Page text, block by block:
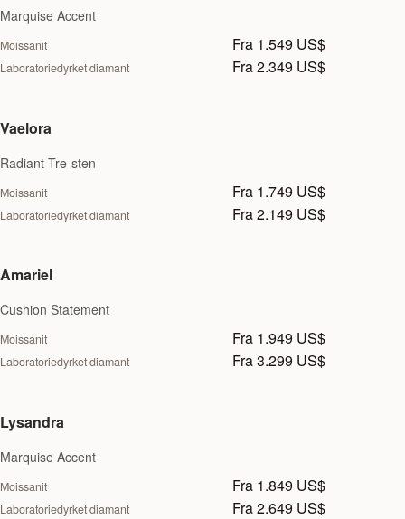
Marquise Accent
Moissanit Fra 1.549 US$
Laboratoriedyrket diamant Fra 2.349 US$
Vaelora
Radiant Tre-sten
Moissanit Fra 1.749 US$
Laboratoriedyrket diamant Fra 2.149 US$
Amariel
Cushion Statement
Moissanit Fra 1.949 US$
Laboratoriedyrket diamant Fra 3.299 US$
Lysandra
Marquise Accent
Moissanit Fra 1.849 US$
Laboratoriedyrket diamant Fra 2.649 US$